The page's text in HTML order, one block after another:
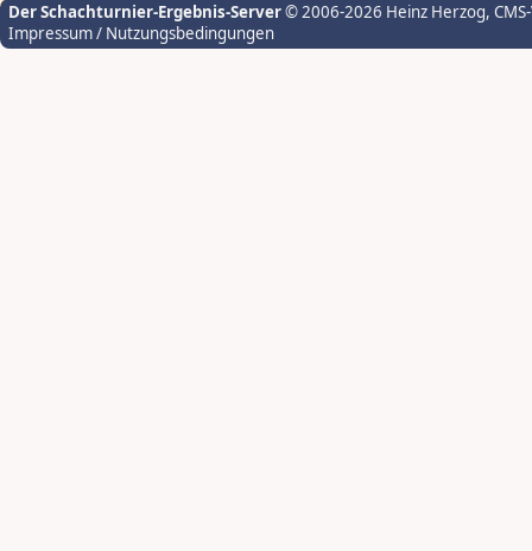
Der Schachturnier-Ergebnis-Server© 2006-2026 Heinz Herzog,
Impressum / Nutzungsbedingungen